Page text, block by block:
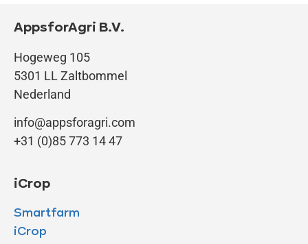
AppsforAgri B.V.
Hogeweg 105
5301 LL Zaltbommel
Nederland
info@appsforagri.com
+31 (0)85 773 14 47
iCrop
Smartfarm
iCrop